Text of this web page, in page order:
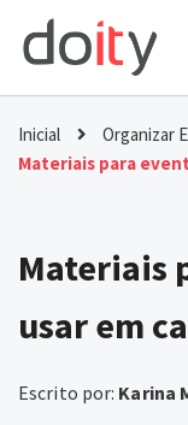
Ir
para
conteúdo
Inicial
Organizar
Materiais para
Materiais
usar em